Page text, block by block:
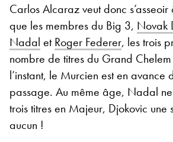
Carlos Alcaraz veut donc
que les membres du Big 3, Novak
Nadal etRoger Federer, les trois
nombre de titres du Grand
l’instant, le Murcien est en avance
passage. Au même âge, Nadal
trois titres en Majeur, Djokovic une
aucun !